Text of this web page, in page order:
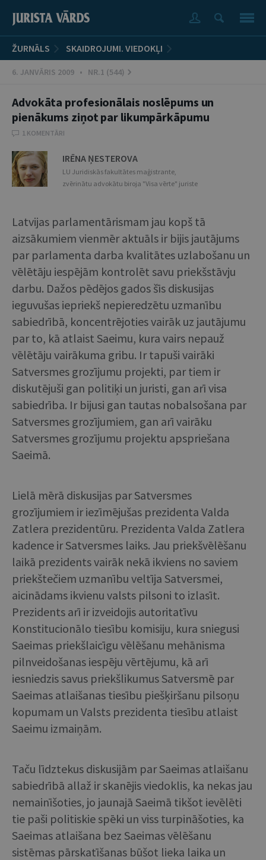
ŽURNĀLS SKAIDROJUMI. VIEDOKĻI
6. JANVĀRIS 2009 • NR.1 (544)
Advokāta profesionālais noslēpums un
pienākums ziņot par likumpārkāpumu
1 KOMENTĀRI
IRĒNA ŅESTEROVA
LU Juridiskās fakultātes maģistrante,
zvērinātu advokātu biroja "Visa vērte" juriste
Latvijas parlamentārismam jau kopš tā
aizsākumiem vienmēr aktuāls ir bijis jautājums
par parlamenta darba kvalitātes uzlabošanu un
vēlētāju iespējām kontrolēt savu priekšstāvju
darbu. Dažos pēdējos gados šīs diskusijas
ieguvušas iepriekš nepieredzētu uzmanību
sabiedrībā, koncentrējoties vairāk uz jautājumu
par to, kā atlaist Saeimu, kura vairs nepauž
vēlētāju vairākuma gribu. Ir tapuši vairāki
Satversmes grozījumu projekti, par tiem ir
diskutējuši gan politiķi un juristi, gan arī visa
sabiedrība. Ir bijusi gan tautas nobalsošana par
Satversmes grozījumiem, gan arī vairāku
Satversmes grozījumu projektu apspriešana
Saeimā.
Lielā mērā diskusijas par Satversmes
grozījumiem ir iezīmējušas prezidenta Valda
Zatlera prezidentūru. Prezidenta Valda Zatlera
kadence ir Satversmes laiks. Jau priekšvēlēšanu
laikā prezidents vairāk nekā ikviens no saviem
priekštečiem uzmanību veltīja Satversmei,
aicinādams ikvienu valsts pilsoni to izlasīt.
Prezidents arī ir izveidojis autoritatīvu
Konstitucionālo tiesību komisiju, kura sniegusi
Saeimas priekšlaicīgu vēlēšanu mehānisma
pilnveidošanas iespēju vērtējumu, kā arī
iesniedzis savus priekšlikumus Satversmē par
Saeimas atlaišanas tiesību piešķiršanu pilsoņu
kopumam un Valsts prezidenta tiesību atlaist
Saeimu izmaiņām.
Taču līdztekus diskusijām par Saeimas atlaišanu
sabiedrībā allaž ir skanējis viedoklis, ka nekas jau
nemainīšoties, jo jaunajā Saeimā tikšot ievēlēti
tie paši politiskie spēki un viss turpināšoties, ka
Saeimas atlaišana bez Saeimas vēlēšanu
sistēmas pārskatīšanas būšot lieka laika un